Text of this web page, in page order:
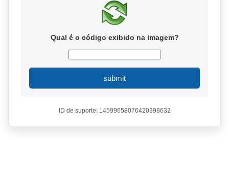
Qual é o código exibido na imagem?
submit
ID de suporte: 14599658076420398632